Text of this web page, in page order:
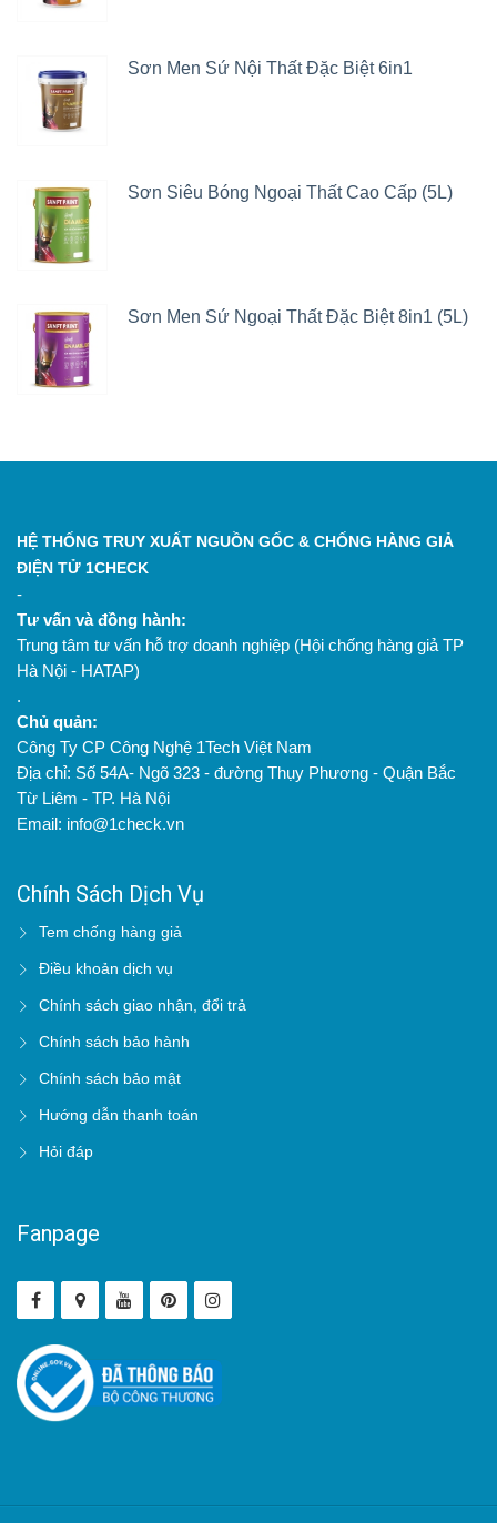
Sơn Men Sứ Nội Thất Đặc Biệt 6in1
Sơn Siêu Bóng Ngoại Thất Cao Cấp (5L)
Sơn Men Sứ Ngoại Thất Đặc Biệt 8in1 (5L)
HỆ THỐNG TRUY XUẤT NGUỒN GỐC & CHỐNG HÀNG GIẢ
ĐIỆN TỬ 1CHECK
-
Tư vấn và đồng hành:
Trung tâm tư vấn hỗ trợ doanh nghiệp (Hội chống hàng giả TP
Hà Nội - HATAP)
.
Chủ quản:
Công Ty CP Công Nghệ 1Tech Việt Nam
Địa chỉ: Số 54A- Ngõ 323 - đường Thụy Phương - Quận Bắc
Từ Liêm - TP. Hà Nội
Email: info@1check.vn
Chính Sách Dịch Vụ
Tem chống hàng giả
Điều khoản dịch vụ
Chính sách giao nhận, đổi trả
Chính sách bảo hành
Chính sách bảo mật
Hướng dẫn thanh toán
Hỏi đáp
Fanpage